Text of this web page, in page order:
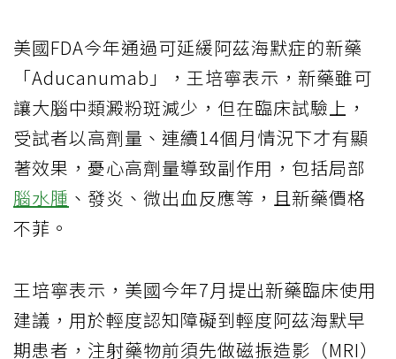
美國FDA今年通過可延緩阿茲海默症的新藥
「Aducanumab」，王培寧表示，新藥雖可
讓大腦中類澱粉斑減少，但在臨床試驗上，
受試者以高劑量、連續14個月情況下才有顯
著效果，憂心高劑量導致副作用，包括局部
腦水腫 、發炎、微出血反應等，且新藥價格
不菲。
王培寧表示，美國今年7月提出新藥臨床使用
建議，用於輕度認知障礙到輕度阿茲海默早
期患者，注射藥物前須先做磁振造影（MRI）